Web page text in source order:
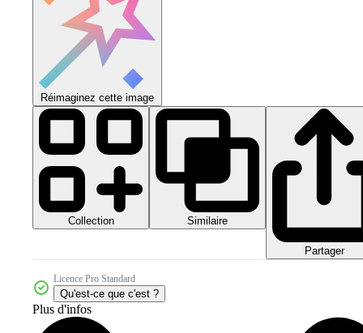
Réimaginez cette image
Collection Similaire
Partager
Licence Pro Standard
Qu'est-ce que c'est ?
Plus d'infos